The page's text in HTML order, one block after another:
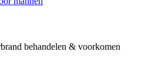
behandelen & voorkomen